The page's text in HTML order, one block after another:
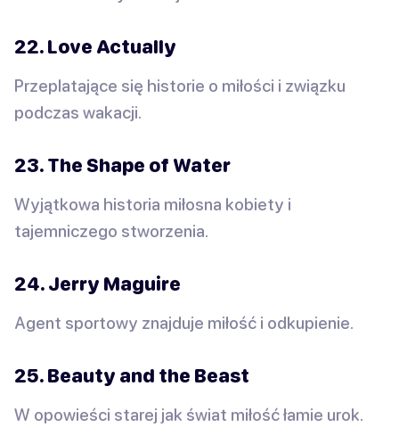
22. Love Actually
Przeplatające się historie o miłości i związku
podczas wakacji.
23. The Shape of Water
Wyjątkowa historia miłosna kobiety i
tajemniczego stworzenia.
24. Jerry Maguire
Agent sportowy znajduje miłość i odkupienie.
25. Beauty and the Beast
W opowieści starej jak świat miłość łamie urok.